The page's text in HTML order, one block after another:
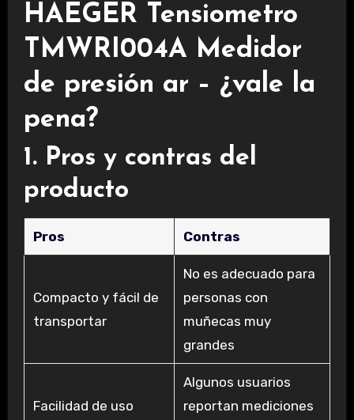
HAEGER Tensiometro
TMWRI004A Medidor
de presión ar – ¿vale la
pena?
1. Pros y contras del
producto
Pros Contras
Compacto y fácil de
transportar
No es adecuado para
personas con
muñecas muy
grandes
Facilidad de uso
Algunos usuarios
reportan mediciones